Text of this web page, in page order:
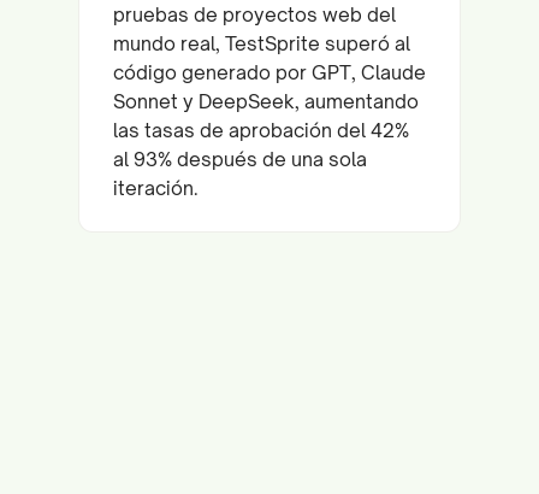
pruebas de proyectos web del
mundo real, TestSprite superó al
código generado por GPT, Claude
Sonnet y DeepSeek, aumentando
las tasas de aprobación del 42%
al 93% después de una sola
iteración.